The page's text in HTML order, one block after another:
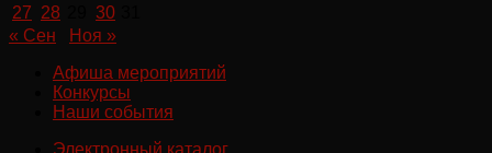
27 28 30
« Сен
Ноя »
Афиша мероприятий
Конкурсы
Наши события